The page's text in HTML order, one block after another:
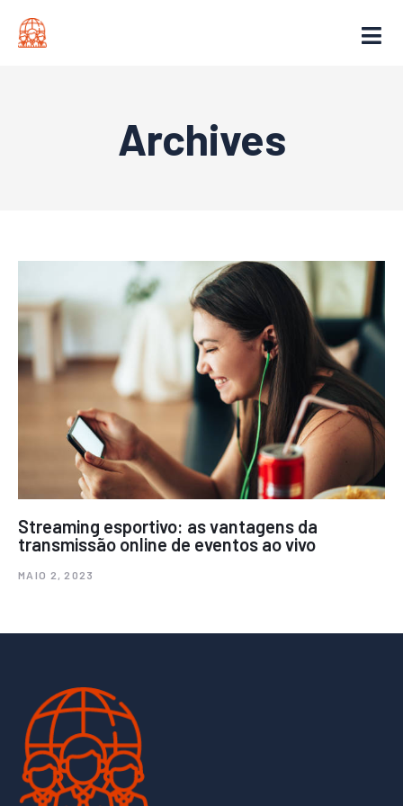
Archives
Streaming esportivo: as vantagens da
transmissão online de eventos ao vivo
MAIO 2, 2023